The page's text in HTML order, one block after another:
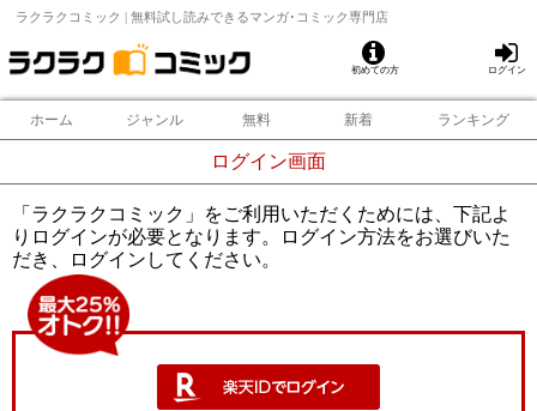
ラクラクコミック | 無料試し読みできるマンガ･コミック専門店
初めての方 ログイン
ホーム ジャンル 無料 新着 ランキング
ログイン画面
「ラクラクコミック」をご利用いただくためには、下記よ
りログインが必要となります。ログイン方法をお選びいた
だき、ログインしてください。